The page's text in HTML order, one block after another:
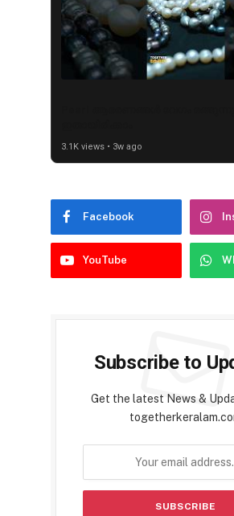
3.1K views • 3w ago
Facebook
YouTube
Subscribe to
Get the latest News &